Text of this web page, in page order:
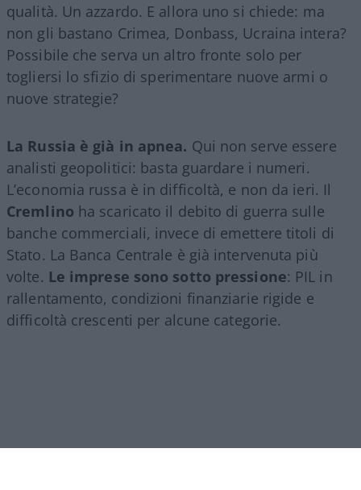
qualità. Un azzardo. E allora uno si chiede: ma
non gli bastano Crimea, Donbass, Ucraina intera?
Possibile che serva un altro fronte solo per
togliersi lo sfizio di sperimentare nuove armi o
nuove strategie?
La Russia è già in apnea. Qui non serve essere
analisti geopolitici: basta guardare i numeri.
L’economia russa è in difficoltà, e non da ieri. Il
Cremlino ha scaricato il debito di guerra sulle
banche commerciali, invece di emettere titoli di
Stato. La Banca Centrale è già intervenuta più
volte. Le imprese sono sotto pressione: PIL in
rallentamento, condizioni finanziarie rigide e
difficoltà crescenti per alcune categorie.